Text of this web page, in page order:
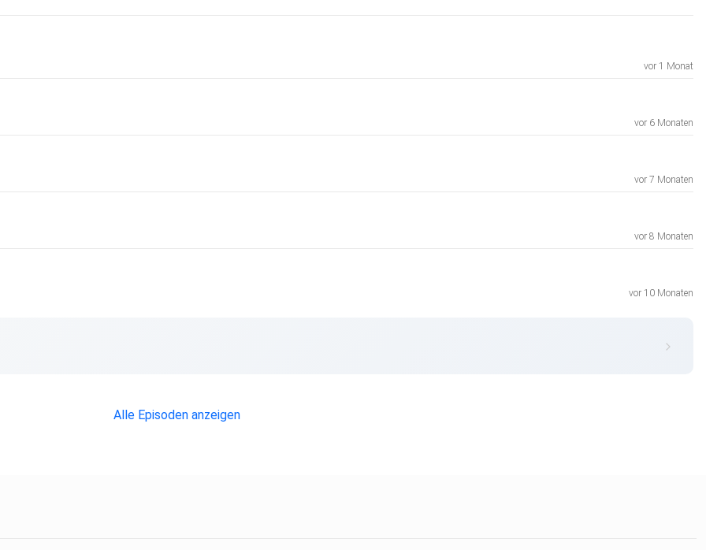
vor 1 Monat
vor 6 Monaten
vor 7 Monaten
vor 8 Monaten
vor 10 Monaten
Alle Episoden anzeigen